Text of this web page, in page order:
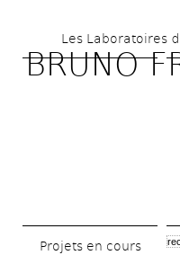
au
contenu
Les Laboratoires
BRUNO
Projets en cours